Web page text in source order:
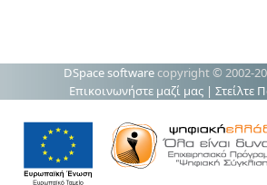
DSpace software copyright © 2002-
Επικοινωνήστε μαζί μας | Στείλτε